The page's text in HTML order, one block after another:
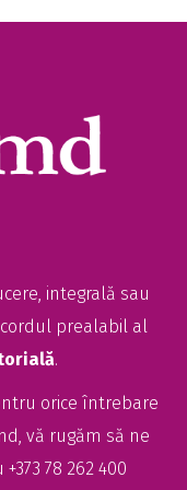
integrală sau
prealabil al
.
orice întrebare
vă rugăm să ne
+373 78 262 400